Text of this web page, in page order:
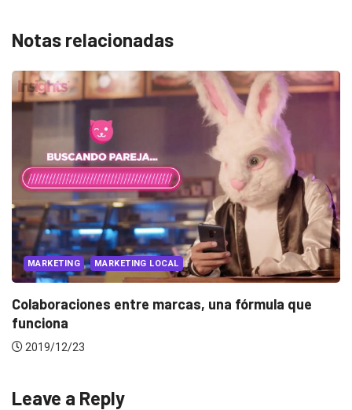
Notas relacionadas
MARKETING MARKETING INTERNACIONAL
3 grandes tendencias creativas para el
marketing...
2018/12/04
Leave a Reply